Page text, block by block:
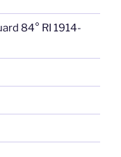
84° RI 1914-